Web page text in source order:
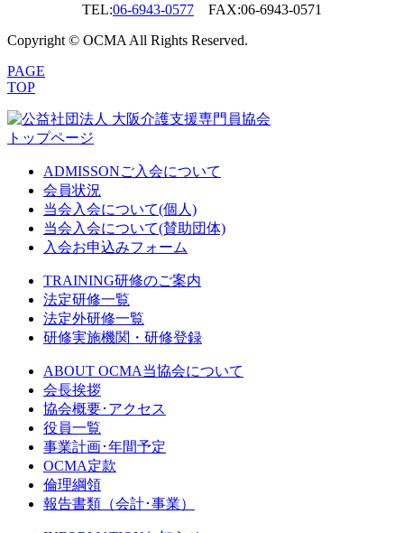
TEL:06-6943-0577 FAX:06-6943-0571
Copyright © OCMA All Rights Reserved.
PAGE
TOP
トップページ
ADMISSONご入会について
会員状況
当会入会について(個人)
当会入会について(賛助団体)
入会お申込みフォーム
TRAINING研修のご案内
法定研修一覧
法定外研修一覧
研修実施機関・研修登録
ABOUT OCMA当協会について
会長挨拶
協会概要･アクセス
役員一覧
事業計画･年間予定
OCMA定款
倫理綱領
報告書類（会計･事業）